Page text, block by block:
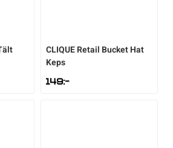
CLIQUERetail Bucket Hat
Keps
149:-